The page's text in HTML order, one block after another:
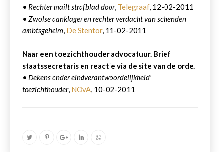
• Rechter mailt strafblad door, Telegraaf, 12-02-2011
• Zwolse aanklager en rechter verdacht van schenden
ambtsgeheim, De Stentor, 11-02-2011
Naar een toezichthouder advocatuur. Brief
staatssecretaris en reactie via de site van de orde.
• Dekens onder eindverantwoordelijkheid'
toezichthouder, NOvA, 10-02-2011